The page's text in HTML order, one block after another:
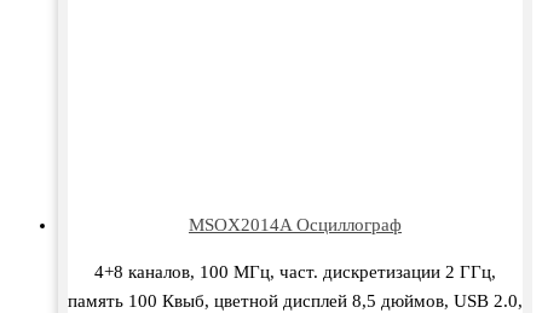
MSOX2014A Осциллограф
4+8 каналов, 100 МГц, част. дискретизации 2 ГГц,
память 100 Квыб, цветной дисплей 8,5 дюймов, USB 2.0,